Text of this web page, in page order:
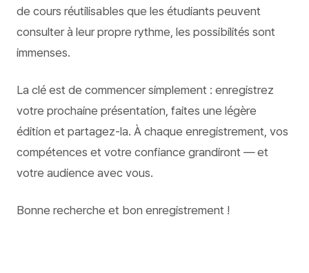
de cours réutilisables que les étudiants peuvent
consulter à leur propre rythme, les possibilités sont
immenses.
La clé est de commencer simplement : enregistrez
votre prochaine présentation, faites une légère
édition et partagez-la. À chaque enregistrement, vos
compétences et votre confiance grandiront — et
votre audience avec vous.
Bonne recherche et bon enregistrement !